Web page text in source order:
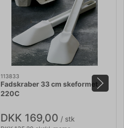
113833
Fadskraber 33 cm skeformet
220C
DKK 169,00 / stk